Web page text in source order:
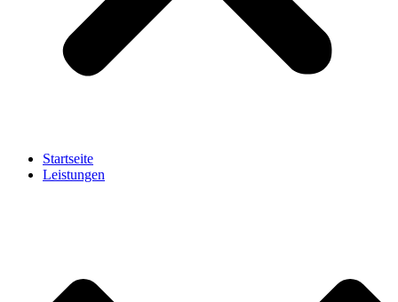
Startseite
Leistungen